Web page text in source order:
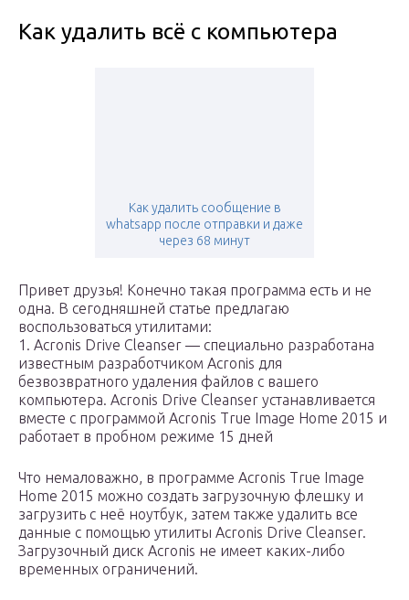
Как удалить всё с компьютера
Как удалить сообщение в
whatsapp после отправки и даже
через 68 минут
Привет друзья! Конечно такая программа есть и не
одна. В сегодняшней статье предлагаю
воспользоваться утилитами:
1. Acronis Drive Cleanser — специально разработана
известным разработчиком Acronis для
безвозвратного удаления файлов с вашего
компьютера. Acronis Drive Cleanser устанавливается
вместе с программой Acronis True Image Home 2015 и
работает в пробном режиме 15 дней
Что немаловажно, в программе Acronis True Image
Home 2015 можно создать загрузочную флешку и
загрузить с неё ноутбук, затем также удалить все
данные с помощью утилиты Acronis Drive Cleanser.
Загрузочный диск Acronis не имеет каких-либо
временных ограничений.